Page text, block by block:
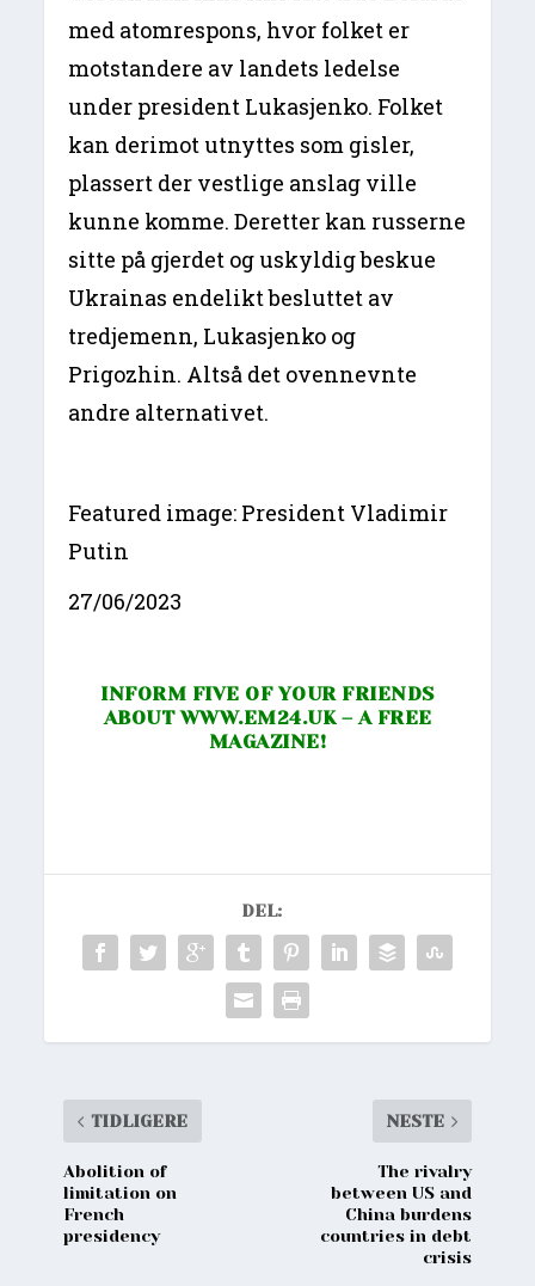
med atomrespons, hvor folket er
motstandere av landets ledelse
under president Lukasjenko. Folket
kan derimot utnyttes som gisler,
plassert der vestlige anslag ville
kunne komme. Deretter kan russerne
sitte på gjerdet og uskyldig beskue
Ukrainas endelikt besluttet av
tredjemenn, Lukasjenko og
Prigozhin. Altså det ovennevnte
andre alternativet.
Featured image: President Vladimir
Putin
27/06/2023
INFORM FIVE OF YOUR FRIENDS
ABOUTWWW.EM24.UK– A FREE
MAGAZINE!
DEL:
TIDLIGERE
Abolition of
limitation on
French
presidency
NESTE
The rivalry
between US and
China burdens
countries in debt
crisis